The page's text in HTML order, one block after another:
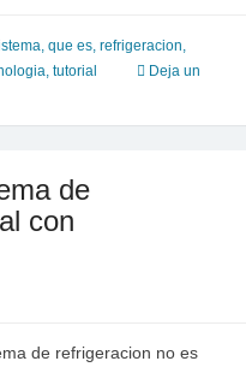
, que es, refrigeracion,
, tutorial
Deja un
de
con
de refrigeracion no es